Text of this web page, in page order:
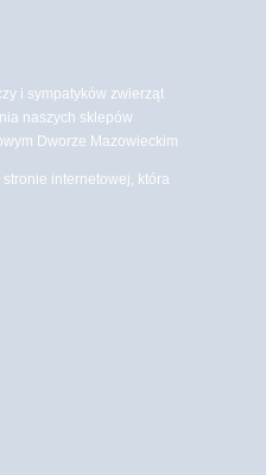
i sympatyków zwierząt
naszych sklepów
Dworze Mazowieckim
internetowej, która